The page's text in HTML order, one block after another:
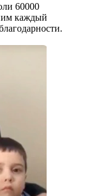
60000
каждый